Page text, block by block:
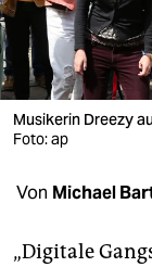
verlag
verlag
veranstaltungen
fragen & hilfe
unterstützen
Musikerin Dreezy
Foto: ap
Von Michael
„Digitale